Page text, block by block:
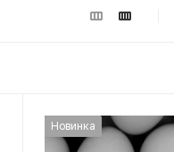
Новинка